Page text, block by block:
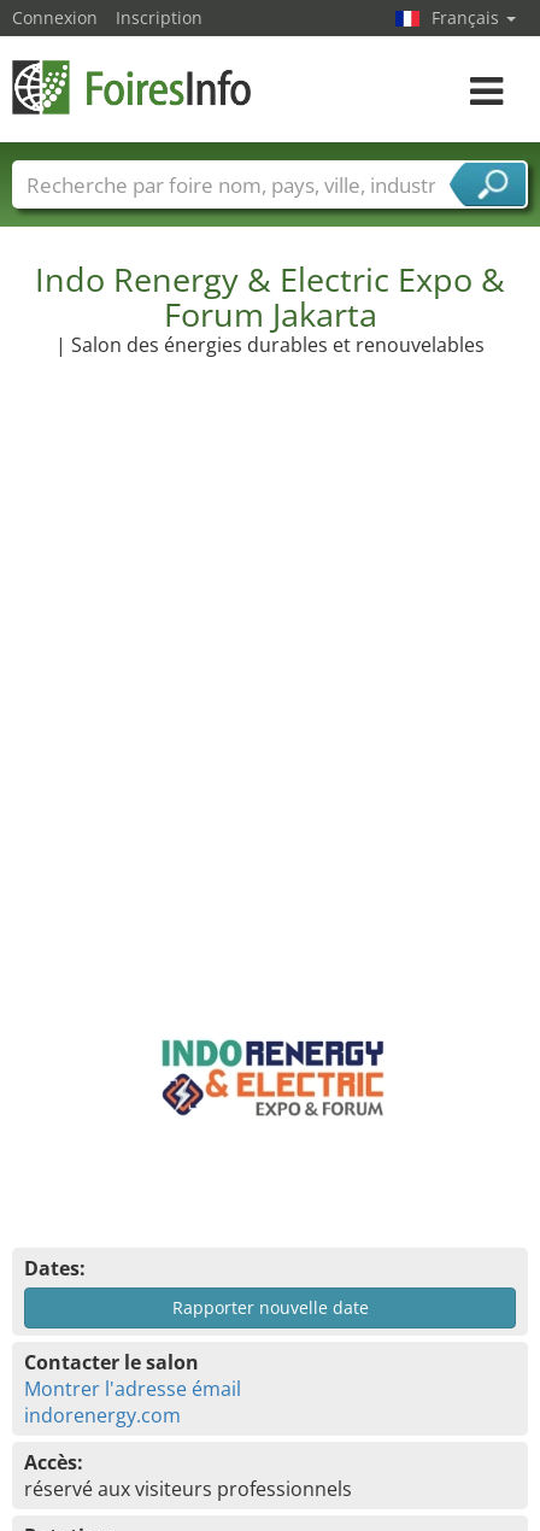
Indo Renergy & Electric Expo &
Forum Jakarta
| Salon des énergies durables et renouvelables
Dates:
Rapporter nouvelle date
Contacter le salon
Montrer l'adresse émail
indorenergy.com
Accès:
réservé aux visiteurs professionnels
Connexion Inscription Français
Toggle
Foire noms Pays Villes
Secteurs de foire